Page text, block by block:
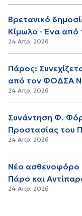
Βρετανικό
Κίμωλο - Ένα από
24 Απρ. 2026
Πάρος:
από τον ΦΟΔΣΑ Ν.
24 Απρ. 2026
Συνάντηση Φ.
Προστασίας του
24 Απρ. 2026
Νέο ασθενοφόρο
Πάρο και
24 Απρ. 2026